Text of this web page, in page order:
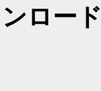
ロード